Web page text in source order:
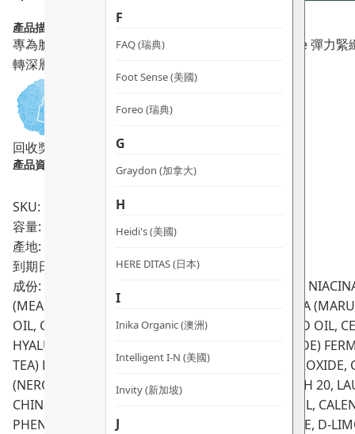
F
FAQ (瑞典)
Foot Sense (美國)
Foreo (瑞典)
G
Graydon (加拿大)
H
Heidi's (美國)
HERE DITAS (日本)
I
Inika Organic (澳洲)
Intelligent I-N (美國)
Invity (新加坡)
J
彈
力
緊
緻
霜
數
量
產品描述：
專為脆弱頸部及胸部設計，Synergie Skin ElasTense 彈力
轉深層頸紋與肌膚鬆弛，重塑緊緻 V 型輪廓。
回收獎賞
產品資料：
SKU: PRO00861
容量: 50ml
產地: 澳洲
到期日:
成份: AQUA (PURIFIED AUSTRALIAN RAIN WATER),
(MEADOWFOAM) SEED OIL, SCLEROCARYA BIRREA
OIL, CARTHAMUS TINCTORIUS (SAFFLOWER) SEED OIL,
HYALURONATE, ALTEROMONAS (POLYSACCHARIDE)
TEA) LEAF EXTRACT, SODIUM PCA, SODIUM
(NEROLI) FLOWER OIL, MYRISTIC ACID, CETEARETH 20,
CHINENSIS (JOJOBA) SEED OIL, PHENYLPROPANOL,
PHENETHYL ALCOHOL, HYDROXYACETOPHENONE, D-